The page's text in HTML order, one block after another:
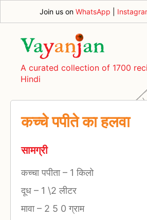
Join us on WhatsApp
A curated collection of 1700
Hindi
कच्चे पपीते का हलवा
सामग्री
कच्चा पपीता– 1 किलो
दूध – 1 \2 लीटर
मावा– 2 5 0 ग्राम